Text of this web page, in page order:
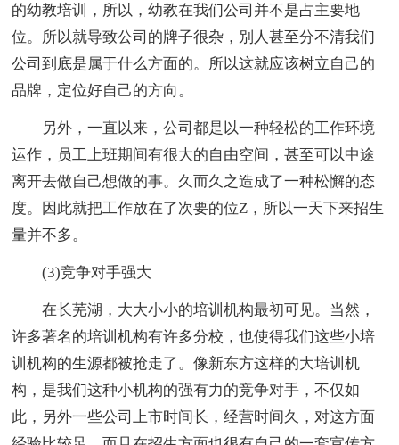
的幼教培训，所以，幼教在我们公司并不是占主要地
位。所以就导致公司的牌子很杂，别人甚至分不清我们
公司到底是属于什么方面的。所以这就应该树立自己的
品牌，定位好自己的方向。
另外，一直以来，公司都是以一种轻松的工作环境
运作，员工上班期间有很大的自由空间，甚至可以中途
离开去做自己想做的事。久而久之造成了一种松懈的态
度。因此就把工作放在了次要的位Z，所以一天下来招生
量并不多。
(3)竞争对手强大
在长芜湖，大大小小的培训机构最初可见。当然，
许多著名的培训机构有许多分校，也使得我们这些小培
训机构的生源都被抢走了。像新东方这样的大培训机
构，是我们这种小机构的强有力的竞争对手，不仅如
此，另外一些公司上市时间长，经营时间久，对这方面